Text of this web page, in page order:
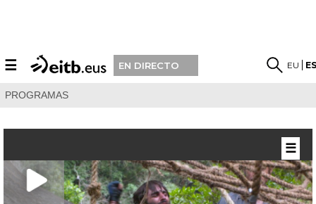
☰ EN DIRECTO EU
PROGRAMAS
☰